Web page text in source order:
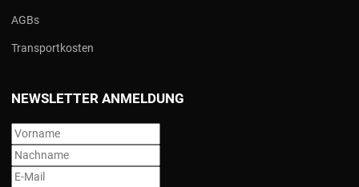
AGBs
Transportkosten
NEWSLETTER ANMELDUNG